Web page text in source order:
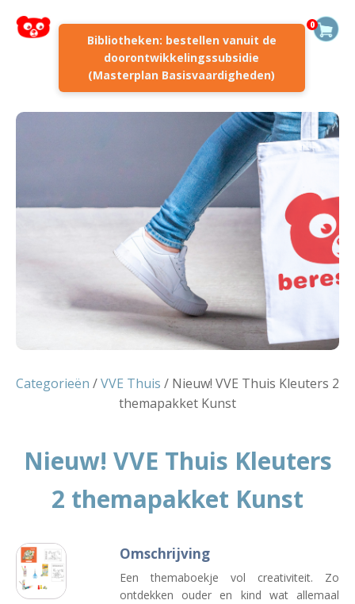
Bibliotheken: bestellen vanuit de
doorontwikkelingssubsidie
(Masterplan Basisvaardigheden)
0
Categorieën /VVE Thuis / Nieuw! VVE Thuis Kleuters 2
themapakket Kunst
Nieuw! VVE Thuis Kleuters
2 themapakket Kunst
Omschrijving
Een themaboekje vol creativiteit. Zo
ontdekken ouder en kind wat allemaal